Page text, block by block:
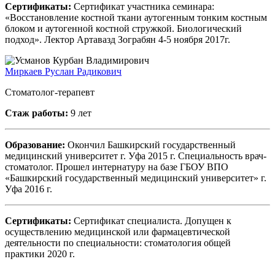
Сертификаты: Сертификат участника семинара:
«Восстановление костной ткани аутогенным тонким костным
блоком и аутогенной костной стружкой. Биологический
подход». Лектор Артавазд Зограбян 4-5 ноября 2017г.
Миркаев Руслан Радикович
Стоматолог-терапевт
Стаж работы: 9 лет
Образование: Окончил Башкирский государственный
медицинский университет г. Уфа 2015 г. Специальность врач-
стоматолог. Прошел интернатуру на базе ГБОУ ВПО
«Башкирский государственный медицинский университет» г.
Уфа 2016 г.
Сертификаты: Сертификат специалиста. Допущен к
осуществлению медицинской или фармацевтической
деятельности по специальности: стоматология общей
практики 2020 г.